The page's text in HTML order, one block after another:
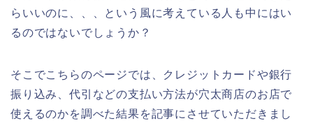
らいいのに、、、という風に考えている人も中にはい
るのではないでしょうか？
そこでこちらのページでは、クレジットカードや銀行
振り込み、代引などの支払い方法が穴太商店のお店で
使えるのかを調べた結果を記事にさせていただきまし